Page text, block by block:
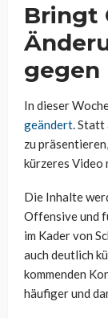
Bringt
gegen
In dieser
geändert. Statt
zu
kürzeres Video
Die Inhalte
Offensive und
im Kader von
auch deutlich
kommenden
häufiger und